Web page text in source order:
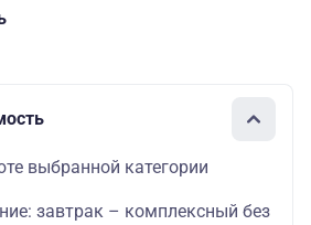
выбранной категории
завтрак – комплексный без